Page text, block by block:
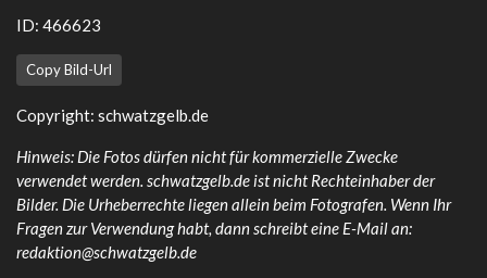
ID: 466623
Copy Bild-Url
Copyright: schwatzgelb.de
Hinweis: Die Fotos dürfen nicht für kommerzielle Zwecke
verwendet werden. schwatzgelb.de ist nicht Rechteinhaber der
Bilder. Die Urheberrechte liegen allein beim Fotografen. Wenn Ihr
Fragen zur Verwendung habt, dann schreibt eine E-Mail an:
redaktion@schwatzgelb.de